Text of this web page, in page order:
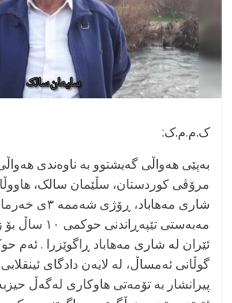
‏ک.م.م.ک:
بەپێی هەواڵی گەیشتوو بە ناوەندی
مرۆڤی کوردستان، سڵێمان سالک،
مەبەستی
ئێران لە شاری مەهاباد ڕاگوێزرا . ئەم
گوڵانی ئەمساڵ، لە لایەن دادگای
پیرانشار بە تۆمەتی هاوکاری لەگەڵ